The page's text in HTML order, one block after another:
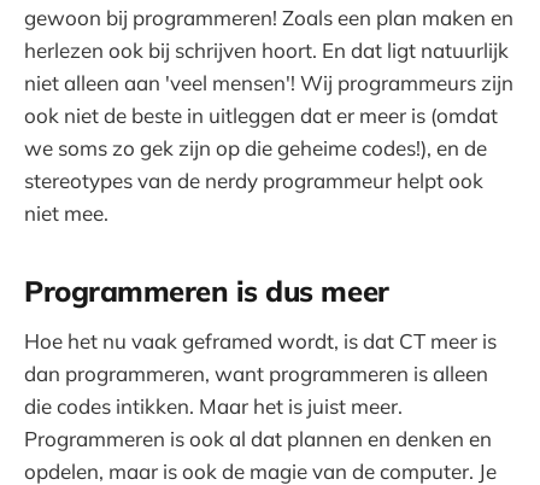
gewoon bij programmeren! Zoals een plan maken en
herlezen ook bij schrijven hoort. En dat ligt natuurlijk
niet alleen aan 'veel mensen'! Wij programmeurs zijn
ook niet de beste in uitleggen dat er meer is (omdat
we soms zo gek zijn op die geheime codes!), en de
stereotypes van de nerdy programmeur helpt ook
niet mee.
Programmeren is dus meer
Hoe het nu vaak geframed wordt, is dat CT meer is
dan programmeren, want programmeren is alleen
die codes intikken. Maar het is juist meer.
Programmeren is ook al dat plannen en denken en
opdelen, maar is ook de magie van de computer. Je